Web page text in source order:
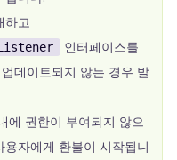
하고
인터페이스를
데이트되지 않는 경우 발
에 권한이 부여되지 않으
자에게 환불이 시작됩니